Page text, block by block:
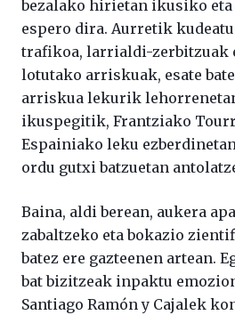
bezalako hirietan ikusiko
espero dira. Aurretik
trafikoa, larrialdi-zerbitzuak
lotutako arriskuak, esate
arriskua lekurik
ikuspegitik, Frantziako
Espainiako leku
ordu gutxi batzuetan
Baina, aldi berean, aukera
zabaltzeko eta bokazio
batez ere gazteenen artean.
bat bizitzeak inpaktu
Santiago Ramón y Cajalek